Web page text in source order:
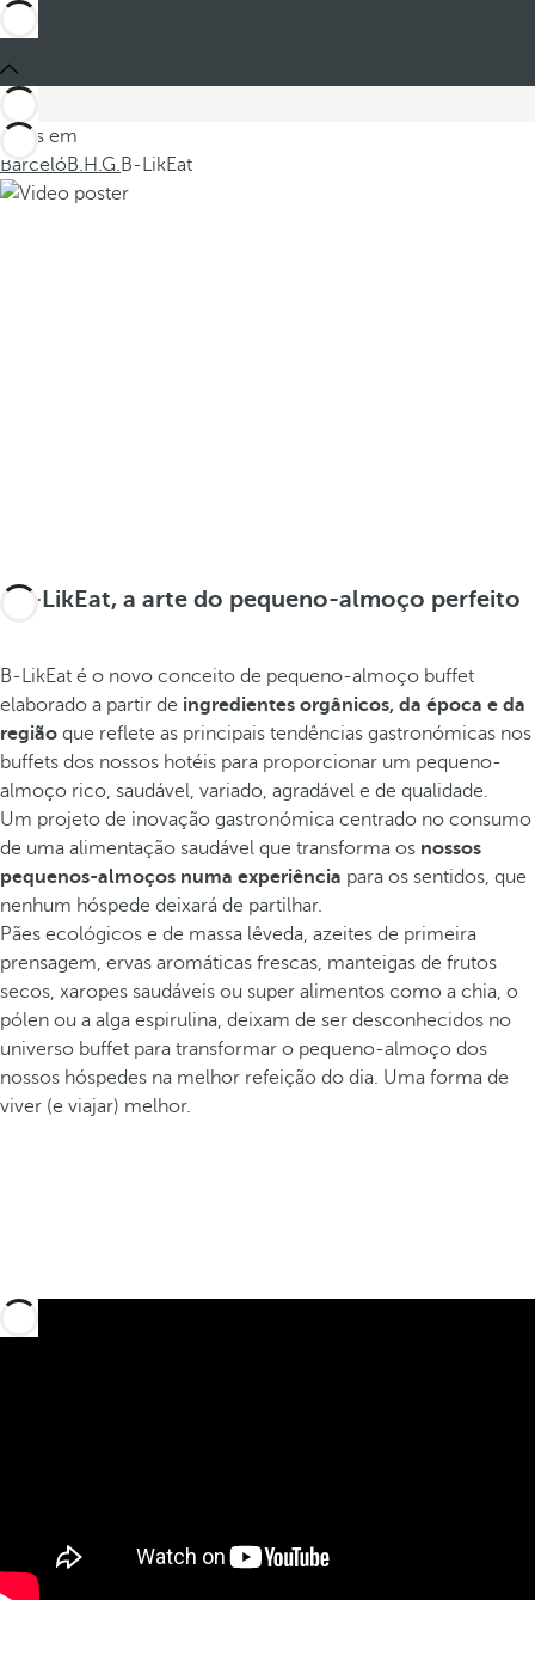
Estes em
BarcelóB.H.G.B-LikEat
B-LikEat, a arte do pequeno-almoço perfeito
B-LikEat é o novo conceito de pequeno-almoço buffet
elaborado a partir de ingredientes orgânicos, da época e da
região que reflete as principais tendências gastronómicas nos
buffets dos nossos hotéis para proporcionar um pequeno-
almoço rico, saudável, variado, agradável e de qualidade.
Um projeto de inovação gastronómica centrado no consumo
de uma alimentação saudável que transforma os nossos
pequenos-almoços numa experiência para os sentidos, que
nenhum hóspede deixará de partilhar.
Pães ecológicos e de massa lêveda, azeites de primeira
prensagem, ervas aromáticas frescas, manteigas de frutos
secos, xaropes saudáveis ou super alimentos como a chia, o
pólen ou a alga espirulina, deixam de ser desconhecidos no
universo buffet para transformar o pequeno-almoço dos
nossos hóspedes na melhor refeição do dia. Uma forma de
viver (e viajar) melhor.